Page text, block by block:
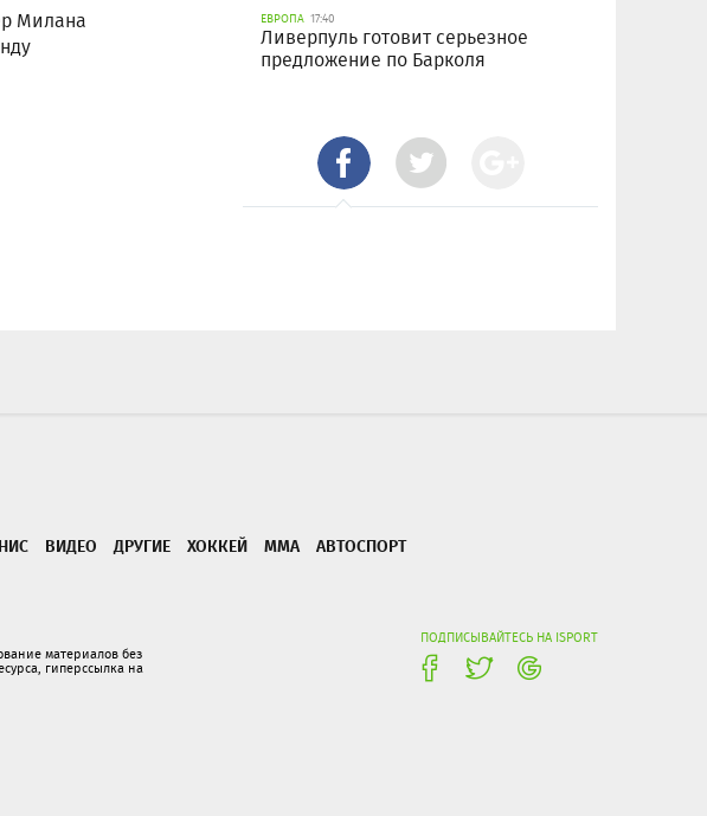
Милана
ЕВРОПА 17:40
Ливерпуль готовит серьезное
предложение по Барколя
ВИДЕО ДРУГИЕ ХОККЕЙ ММА АВТОСПОРТ
ПОДПИСЫВАЙТЕСЬ НА ISPORT
материалов без
гиперссылка на